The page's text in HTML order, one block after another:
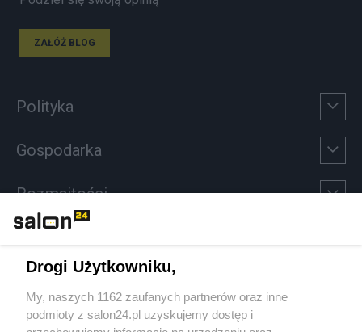
ZAŁÓŻ BLOG
Polityka
Gospodarka
Rozmaitości
Sport
Społeczeństwo
Drogi Użytkowniku,
My, naszych 1162 zaufanych partnerów oraz inne
podmioty z salon24.pl uzyskujemy dostęp i